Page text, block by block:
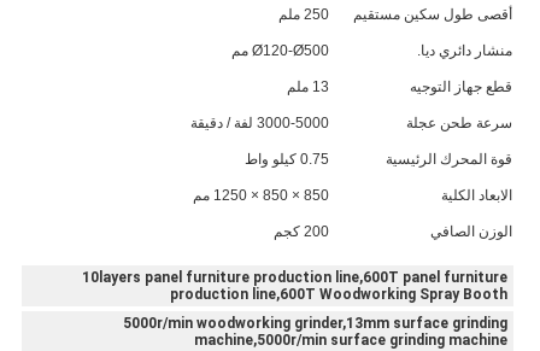
أقصى طول سكين مستقيم 250 ملم
منشار دائري ديا. Ø120-Ø500 مم
قطع جهاز التوجيه 13 ملم
سرعة طحن عجلة 3000-5000 لفة / دقيقة
قوة المحرك الرئيسية 0.75 كيلو واط
الابعاد الكلية 850 × 850 × 1250 مم
الوزن الصافي 200 كجم
10layers panel furniture production line,600T panel furniture
production line,600T Woodworking Spray Booth
5000r/min woodworking grinder,13mm surface grinding
machine,5000r/min surface grinding machine